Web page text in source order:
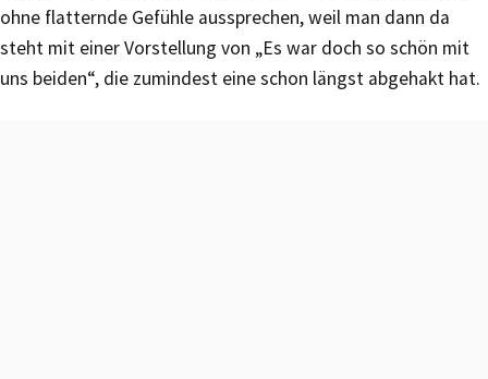
ohne flatternde Gefühle aussprechen, weil man dann da
steht mit einer Vorstellung von „Es war doch so schön mit
uns beiden“, die zumindest eine schon längst abgehakt hat.